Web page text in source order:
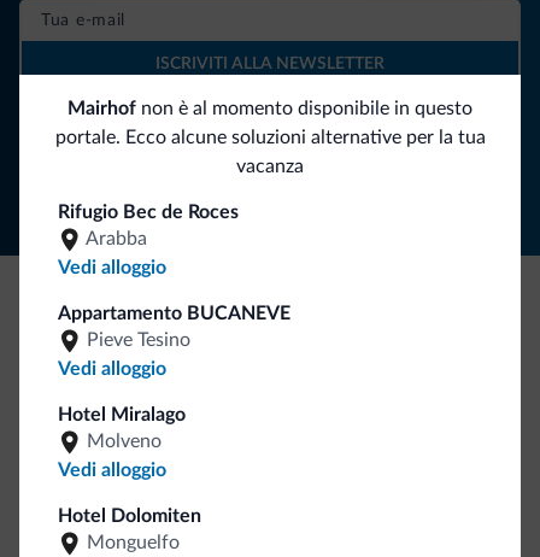
Mairhof non è al momento disponibile in questo
portale. Ecco alcune soluzioni alternative per la tua
vacanza
Rifugio Bec de Roces
Arabba
Vedi alloggio
Appartamento BUCANEVE
Pieve Tesino
Vedi alloggio
Hotel Miralago
Molveno
Vedi alloggio
Hotel Dolomiten
Monguelfo
Segui Dolomiti.it
ISCRIVITI ALLA NEWSLETTER
Be Original, scopri la nuova collezione
Ce l'avete chiesto in tanti. Ecco la nuova collezione firmata